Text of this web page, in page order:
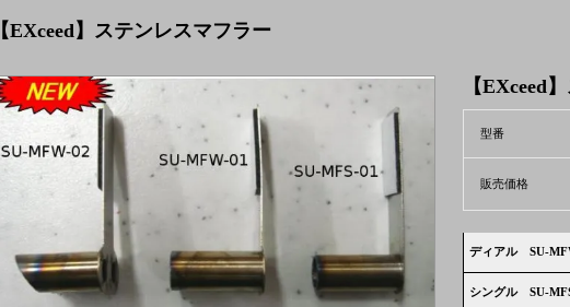
【EXceed】ステンレスマフラー
【EXceed
型番
販売価格
ディアル SU-
シングル SU-